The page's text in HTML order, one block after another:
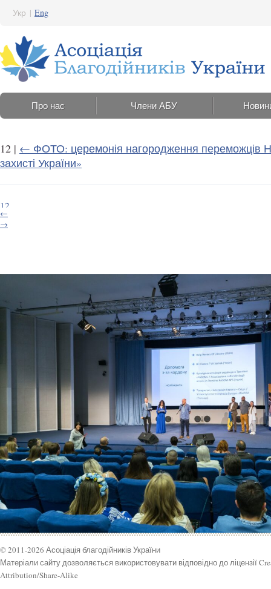
Укр | Eng
Про нас Члени АБУ
12 | ← ФОТО: церемонія нагородження переможців
захисті України»
12
13 Червня 2023 15:22
←
→
© 2011-2026 Асоціація благодійників України
Матеріали сайту дозволяється використовувати відповідно до ліцензії
Attribution/Share-Alike